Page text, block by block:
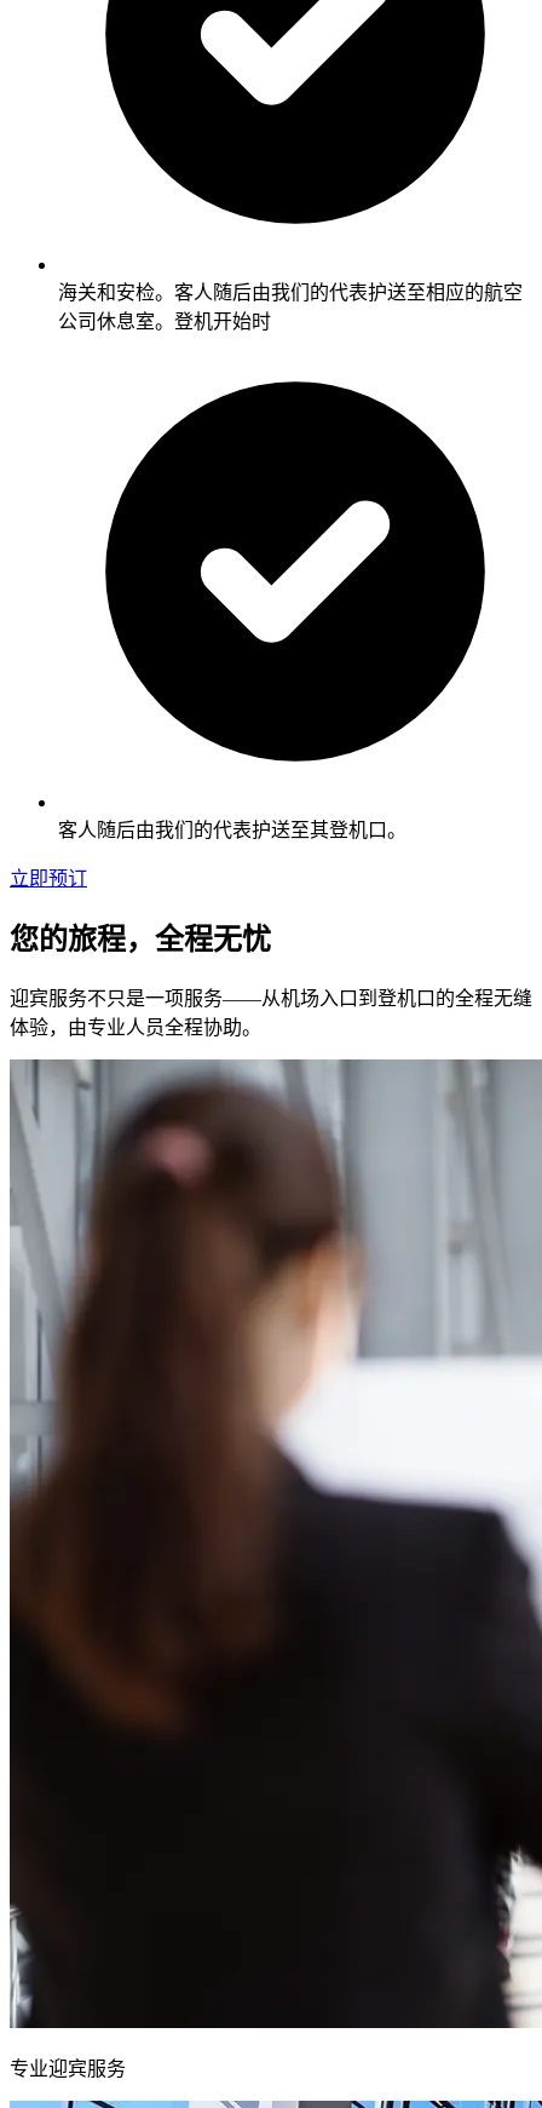
海关和安检。客人随后由我们的代表护送至相应的航空
公司休息室。登机开始时
客人随后由我们的代表护送至其登机口。
立即预订
您的旅程，全程无忧
迎宾服务不只是一项服务——从机场入口到登机口的全程无缝
体验，由专业人员全程协助。
专业迎宾服务